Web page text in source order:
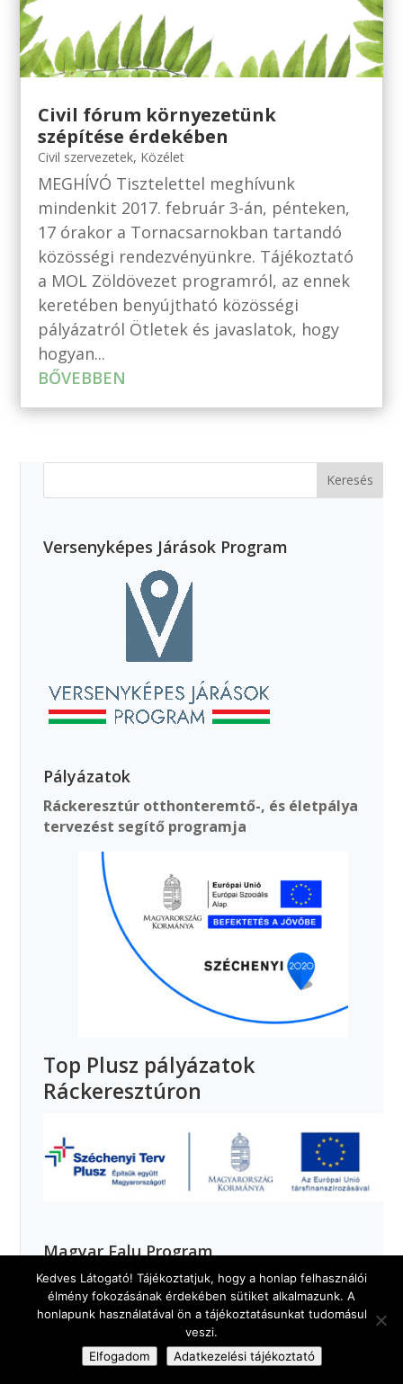
Civil fórum környezetünk
szépítése érdekében
Civil szervezetek, Közélet
MEGHÍVÓ Tisztelettel meghívunk
mindenkit 2017. február 3-án, pénteken,
17 órakor a Tornacsarnokban tartandó
közösségi rendezvényünkre. Tájékoztató
a MOL Zöldövezet programról, az ennek
keretében benyújtható közösségi
pályázatról Ötletek és javaslatok, hogy
hogyan...
BŐVEBBEN
Versenyképes Járások Program
Pályázatok
Ráckeresztúr otthonteremtő-, és életpálya
tervezést segítő programja
Top Plusz pályázatok
Ráckeresztúron
Magyar Falu Program
Kedves Látogató! Tájékoztatjuk, hogy a honlap felhasználói
élmény fokozásának érdekében sütiket alkalmazunk. A
honlapunk használatával ön a tájékoztatásunkat tudomásul
veszi.
Elfogadom
Adatkezelési tájékoztató